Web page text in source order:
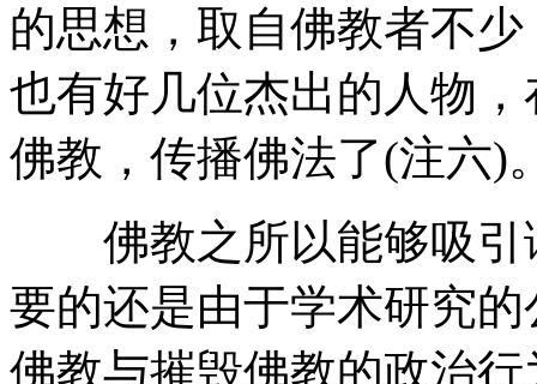
的思想，取自佛教者不
也有好几位杰出的人物
佛教，传播佛法了(注六)
佛教之所以能够吸引
要的还是由于学术研究
佛教与摧毁佛教的政治